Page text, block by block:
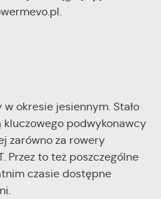
okresie jesiennym. Stało
kluczowego podwykonawcy
zarówno za rowery
Przez to też poszczególne
czasie dostępne